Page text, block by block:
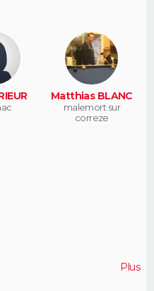
Matthias BLANC
malemort sur
correze
Plus